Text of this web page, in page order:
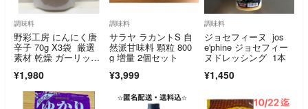
調味料
野彩工房 にんにく唐
辛子 70g X3袋 厳選
素材 乾燥 ガーリッ
¥1,980
調味料
サラヤ ラカントS 自
然派甘味料 顆粒 800
g 増量 2個セット
¥3,999
調味料
ジョセフィーヌ jos
e'phine ジョセフィー
ヌドレッシング 1本
¥1,450